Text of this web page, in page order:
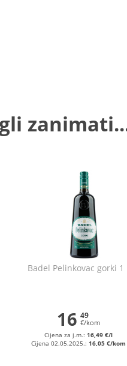
Badel Pelinkovac gorki 1
16 49
€/kom
Cijena za j.m.: 16,49 €/l
Cijena 02.05.2025.: 16,05 €/kom